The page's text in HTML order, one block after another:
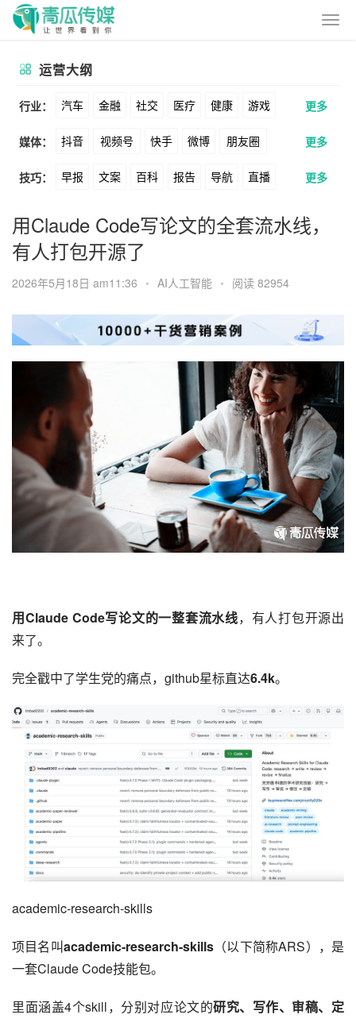
运营大纲
行业： 汽车 金融 社交 医疗 健康 游戏
动漫 美妆 美食 家装 教育 婚纱
酒旅 母婴 宠物 文娱 跨境 科技
广告 元宇宙 房地产
更多
媒体： 抖音 视频号 快手 微博 朋友圈
公众号 B站 小红书 头条 知乎
Soul 360 百度 搜狗 爱奇艺 美柚
美图 最右 神马
Tiktok Yahoo Bing
更多
技巧： 早报 文案 百科 报告 导航 直播
卖货 脚本 话术 电商 私域 社群
涨粉 广告 推广
数据 拉新 活动 用户 游戏 海外
元宇宙 跨境 青瓜通
更多
用Claude Code写论文的全套流水线，
有人打包开源了
2026年5月18日 am11:36 • AI人工智能 • 阅读 82954
用Claude Code写论文的一整套流水线，有人打包开源出
来了。
完全戳中了学生党的痛点，github星标直达6.4k。
academic-research-skills
项目名叫academic-research-skills（以下简称ARS），是
一套Claude Code技能包。
里面涵盖4个skill，分别对应论文的研究、写作、审稿、定